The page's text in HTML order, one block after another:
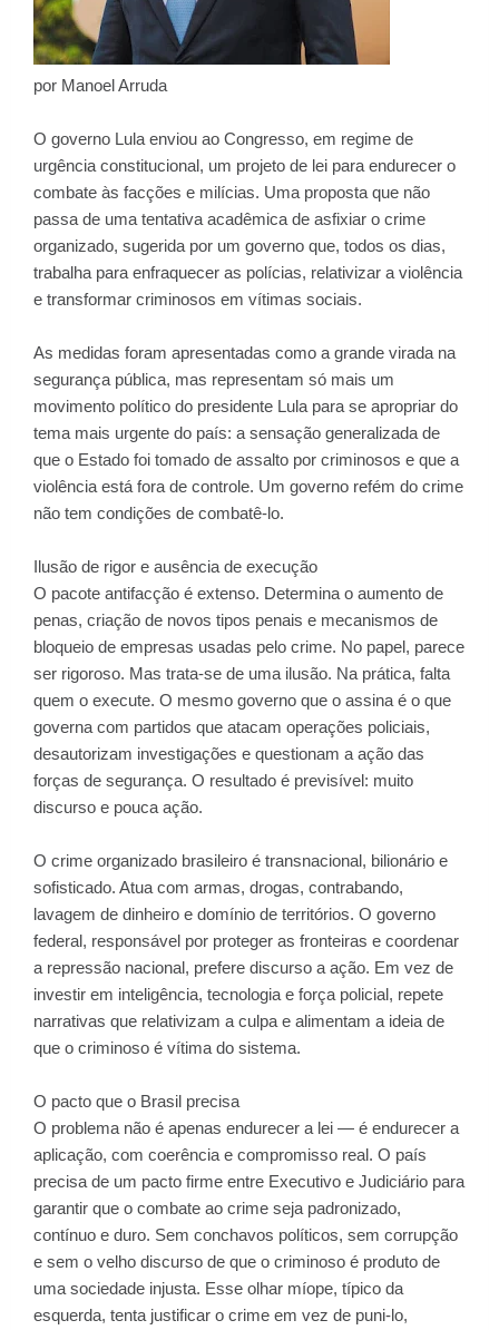
por Manoel Arruda
O governo Lula enviou ao Congresso, em regime de
urgência constitucional, um projeto de lei para endurecer o
combate às facções e milícias. Uma proposta que não
passa de uma tentativa acadêmica de asfixiar o crime
organizado, sugerida por um governo que, todos os dias,
trabalha para enfraquecer as polícias, relativizar a violência
e transformar criminosos em vítimas sociais.
As medidas foram apresentadas como a grande virada na
segurança pública, mas representam só mais um
movimento político do presidente Lula para se apropriar do
tema mais urgente do país: a sensação generalizada de
que o Estado foi tomado de assalto por criminosos e que a
violência está fora de controle. Um governo refém do crime
não tem condições de combatê-lo.
Ilusão de rigor e ausência de execução
O pacote antifacção é extenso. Determina o aumento de
penas, criação de novos tipos penais e mecanismos de
bloqueio de empresas usadas pelo crime. No papel, parece
ser rigoroso. Mas trata-se de uma ilusão. Na prática, falta
quem o execute. O mesmo governo que o assina é o que
governa com partidos que atacam operações policiais,
desautorizam investigações e questionam a ação das
forças de segurança. O resultado é previsível: muito
discurso e pouca ação.
O crime organizado brasileiro é transnacional, bilionário e
sofisticado. Atua com armas, drogas, contrabando,
lavagem de dinheiro e domínio de territórios. O governo
federal, responsável por proteger as fronteiras e coordenar
a repressão nacional, prefere discurso a ação. Em vez de
investir em inteligência, tecnologia e força policial, repete
narrativas que relativizam a culpa e alimentam a ideia de
que o criminoso é vítima do sistema.
O pacto que o Brasil precisa
O problema não é apenas endurecer a lei — é endurecer a
aplicação, com coerência e compromisso real. O país
precisa de um pacto firme entre Executivo e Judiciário para
garantir que o combate ao crime seja padronizado,
contínuo e duro. Sem conchavos políticos, sem corrupção
e sem o velho discurso de que o criminoso é produto de
uma sociedade injusta. Esse olhar míope, típico da
esquerda, tenta justificar o crime em vez de puni-lo,